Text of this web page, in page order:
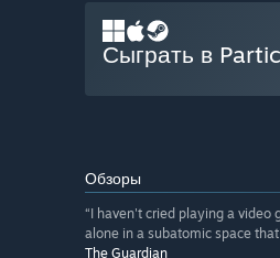
Сыграть в
Обзоры
“I haven't cried playing a video
alone in a subatomic space
The Guardian